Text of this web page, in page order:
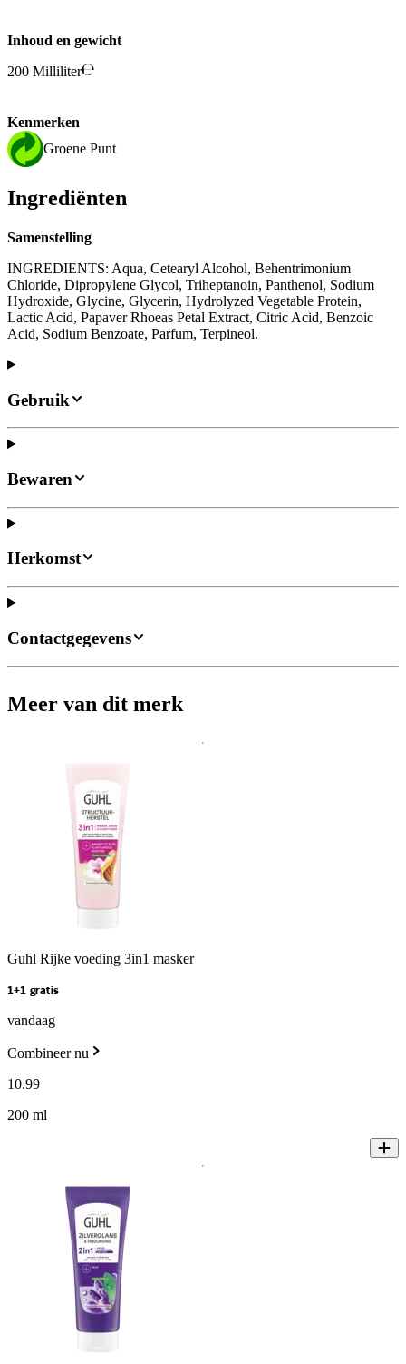
Inhoud en gewicht
200 Milliliter
Kenmerken
Groene Punt
Ingrediënten
Samenstelling
INGREDIENTS: Aqua, Cetearyl Alcohol, Behentrimonium
Chloride, Dipropylene Glycol, Triheptanoin, Panthenol, Sodium
Hydroxide, Glycine, Glycerin, Hydrolyzed Vegetable Protein,
Lactic Acid, Papaver Rhoeas Petal Extract, Citric Acid, Benzoic
Acid, Sodium Benzoate, Parfum, Terpineol.
Gebruik
Bewaren
Herkomst
Contactgegevens
Meer van dit merk
Guhl Rijke voeding 3in1 masker
1+1 gratis
vandaag
Combineer nu
10.99
200 ml